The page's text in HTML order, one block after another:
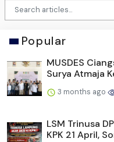
Popular
MUSDES
Surya Atmaja
3 months ago
LSM Trinusa
KPK 21 April,